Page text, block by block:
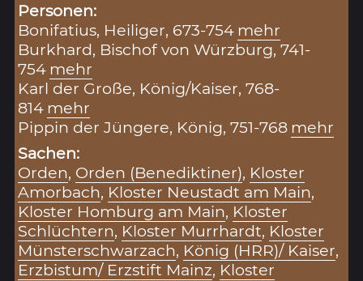
Personen:
Bonifatius, Heiliger, 673-754 mehr
Burkhard, Bischof von Würzburg, 741-
754 mehr
Karl der Große, König/Kaiser, 768-
814 mehr
Pippin der Jüngere, König, 751-768 mehr
Sachen:
Orden, Orden (Benediktiner), Kloster
Amorbach, Kloster Neustadt am Main,
Kloster Homburg am Main, Kloster
Schlüchtern, Kloster Murrhardt, Kloster
Münsterschwarzach, König (HRR)/ Kaiser,
Erzbistum/ Erzstift Mainz, Kloster